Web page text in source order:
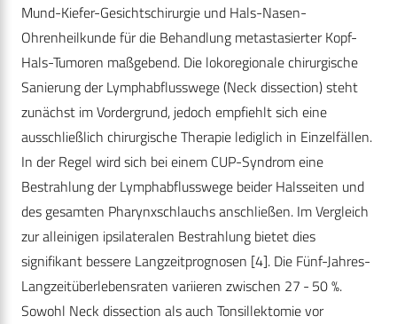
Mund-Kiefer-Gesichtschirurgie und Hals-Nasen-
Ohrenheilkunde für die Behandlung metastasierter Kopf-
Hals-Tumoren maßgebend. Die lokoregionale chirurgische
Sanierung der Lymphabflusswege (Neck dissection) steht
zunächst im Vordergrund, jedoch empfiehlt sich eine
ausschließlich chirurgische Therapie lediglich in Einzelfällen.
In der Regel wird sich bei einem CUP-Syndrom eine
Bestrahlung der Lymphabflusswege beider Halsseiten und
des gesamten Pharynxschlauchs anschließen. Im Vergleich
zur alleinigen ipsilateralen Bestrahlung bietet dies
signifikant bessere Langzeitprognosen [4]. Die Fünf-Jahres-
Langzeitüberlebensraten variieren zwischen 27 - 50 %.
Sowohl Neck dissection als auch Tonsillektomie vor